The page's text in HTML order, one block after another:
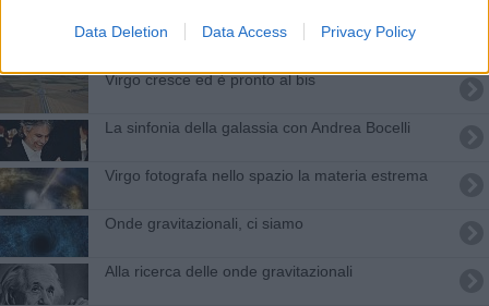
Data Deletion Data Access Privacy Policy
Una visita guidata per scoprire Virgo
Virgo cresce ed è pronto al bis
La sinfonia della galassia con Andrea Bocelli
Virgo fotografa nello spazio la materia estrema
Onde gravitazionali, ci siamo
Alla ricerca delle onde gravitazionali